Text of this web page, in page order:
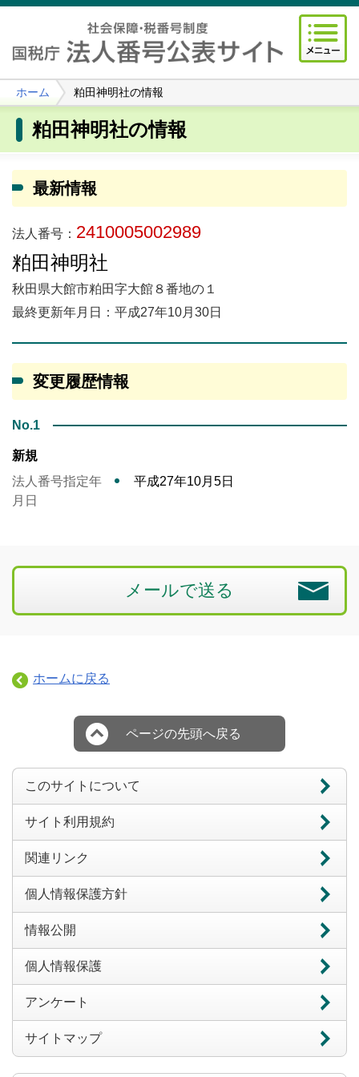
ホーム 粕田神明社の情報
粕田神明社の情報
最新情報
法人番号： 2410005002989
粕田神明社
秋田県大館市粕田字大館８番地の１
最終更新年月日：平成27年10月30日
変更履歴情報
No.1
新規
法人番号指定年
月日
平成27年10月5日
メールで送る
ホームに戻る
ページの先頭へ戻る
このサイトについて
サイト利用規約
関連リンク
個人情報保護方針
情報公開
個人情報保護
アンケート
サイトマップ